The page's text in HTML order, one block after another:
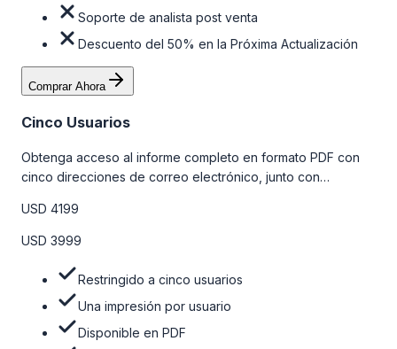
Soporte de analista post venta
Descuento del 50% en la Próxima Actualización
Comprar Ahora
Cinco Usuarios
Obtenga acceso al informe completo en formato PDF con
cinco direcciones de correo electrónico, junto con
venta y el soporte post-venta de nuestros analistas. Para
obtener más información, consulte la tabla de precios a
USD 4199
USD 3999
Restringido a cinco usuarios
Una impresión por usuario
Disponible en PDF